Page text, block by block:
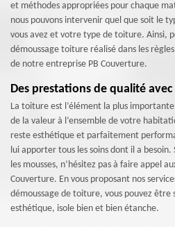
et méthodes appropriées pour chaque
nous pouvons intervenir quel que soit le
vous avez et votre type de toiture. Ainsi,
démoussage toiture réalisé dans les
de notre entreprise PB Couverture.
Des prestations de qualité
La toiture est l’élément la plus
de la valeur à l’ensemble de votre
reste esthétique et parfaitement
lui apporter tous les soins dont il a
les mousses, n’hésitez pas à faire appel
Couverture. En vous proposant nos
démoussage de toiture, vous pouvez être
esthétique, isole bien et bien étanche.